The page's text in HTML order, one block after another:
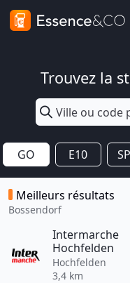
Trouvez la
GO E10
Meilleurs résultats
Bossendorf
Intermarche
Hochfelden
Hochfelden
3,4 km